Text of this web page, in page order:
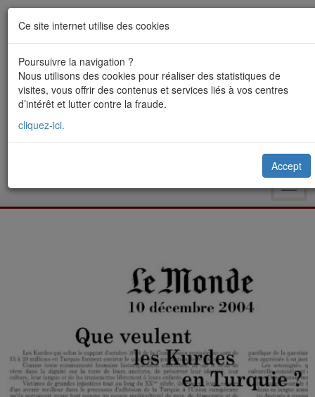
Ce site internet utilise des cookies
Poursuivre la navigation ?
Nous utilisons des cookies pour réaliser des statistiques de
visites, vous offrir des contenus et services liés à vos centres
d’intérêt et lutter contre la fraude.
cliquez-ici.
Accept